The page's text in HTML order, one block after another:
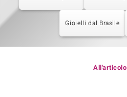
Gioielli dal Brasile
All'articolo